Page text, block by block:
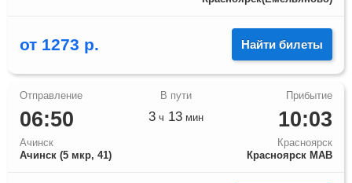
от 1273 р. Найти билеты
06:50
Ачинск
Ачинск (5 мкр, 41)
10:03
Красноярск
Красноярск МАВ
3 ч 13 мин